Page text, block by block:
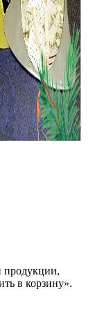
продукции,
в корзину».